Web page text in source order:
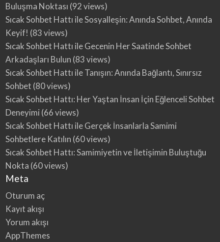
Buluşma Noktası (92 views)
Sıcak Sohbet Hattı ile Sosyalleşin: Anında Sohbet, Anında
Keyif! (83 views)
Sıcak Sohbet Hattı ile Gecenin Her Saatinde Sohbet
Arkadaşları Bulun (83 views)
Sıcak Sohbet Hattı ile Tanışın: Anında Bağlantı, Sınırsız
Sohbet (80 views)
Sıcak Sohbet Hattı: Her Yaştan İnsan İçin Eğlenceli Sohbet
Deneyimi (66 views)
Sıcak Sohbet Hattı ile Gerçek İnsanlarla Samimi
Sohbetlere Katılın (60 views)
Sıcak Sohbet Hattı: Samimiyetin ve İletişimin Buluştuğu
Nokta (60 views)
Meta
Oturum aç
Kayıt akışı
Yorum akışı
AppThemes